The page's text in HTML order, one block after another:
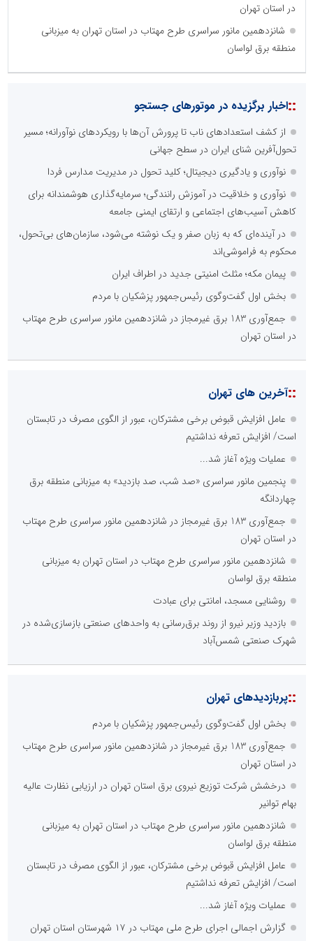
در استان تهران
شانزدهمین مانور سراسری طرح مهتاب در استان تهران به میزبانی
منطقه برق لواسان
::اخبار برگزیده در موتورهای جستجو
از کشف استعدادهای ناب تا پرورش آن‌ها با رویکردهای نوآورانه؛ مسیر
تحول‌آفرین شنای ایران در سطح جهانی
نوآوری و یادگیری دیجیتال؛ کلید تحول در مدیریت مدارس فردا
نوآوری و خلاقیت در آموزش رانندگی؛ سرمایه‌گذاری هوشمندانه برای
کاهش آسیب‌های اجتماعی و ارتقای ایمنی جامعه
در آینده‌ای که به زبان صفر و یک نوشته می‌شود، سازمان‌های بی‌تحول،
محکوم به فراموشی‌اند
پیمان مکه؛ مثلث امنیتی جدید در اطراف ایران
بخش اول گفت‌وگوی رئیس‌جمهور پزشکیان با مردم
جمع‌آوری 183 برق غیرمجاز در شانزدهمین مانور سراسری طرح مهتاب
در استان تهران
::آخرین های تهران
عامل افزایش قبوض برخی مشترکان، عبور از الگوی مصرف در تابستان
است/ افزایش تعرفه نداشتیم
عملیات ویژه آغاز شد...
پنجمین مانور سراسری «صد شب، صد بازدید» به میزبانی منطقه برق
چهاردانگه
جمع‌آوری 183 برق غیرمجاز در شانزدهمین مانور سراسری طرح مهتاب
در استان تهران
شانزدهمین مانور سراسری طرح مهتاب در استان تهران به میزبانی
منطقه برق لواسان
روشنایی مسجد، امانتی برای عبادت
بازدید وزیر نیرو از روند برق‌رسانی به واحدهای صنعتی بازسازی‌شده در
شهرک صنعتی شمس‌آباد
::پربازدیدهای تهران
بخش اول گفت‌وگوی رئیس‌جمهور پزشکیان با مردم
جمع‌آوری 183 برق غیرمجاز در شانزدهمین مانور سراسری طرح مهتاب
در استان تهران
درخشش شرکت توزیع نیروی برق استان تهران در ارزیابی نظارت عالیه
بهام توانیر
شانزدهمین مانور سراسری طرح مهتاب در استان تهران به میزبانی
منطقه برق لواسان
عامل افزایش قبوض برخی مشترکان، عبور از الگوی مصرف در تابستان
است/ افزایش تعرفه نداشتیم
عملیات ویژه آغاز شد...
گزارش اجمالی اجرای طرح ملی مهتاب در ۱۷ شهرستان استان تهران